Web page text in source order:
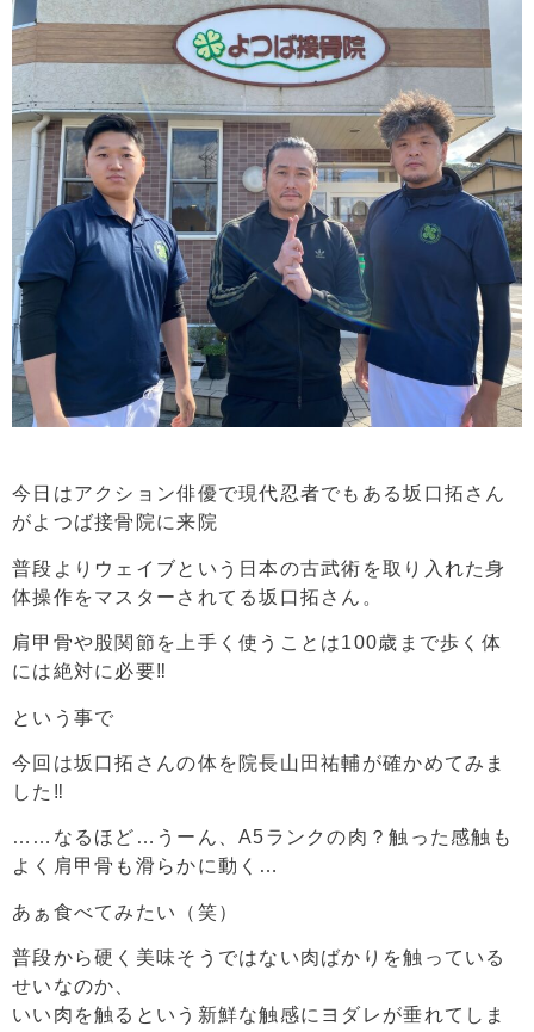
今日はアクション俳優で現代忍者でもある坂口拓さん
がよつば接骨院に来院
普段よりウェイブという日本の古武術を取り入れた身
体操作をマスターされてる坂口拓さん。
肩甲骨や股関節を上手く使うことは100歳まで歩く体
には絶対に必要‼️
という事で
今回は坂口拓さんの体を院長山田祐輔が確かめてみま
した‼️
……なるほど…うーん、A5ランクの肉？触った感触も
よく肩甲骨も滑らかに動く…
あぁ食べてみたい（笑）
普段から硬く美味そうではない肉ばかりを触っている
せいなのか、
いい肉を触るという新鮮な触感にヨダレが垂れてしま